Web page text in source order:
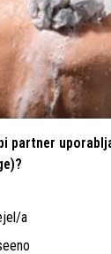
partner
a